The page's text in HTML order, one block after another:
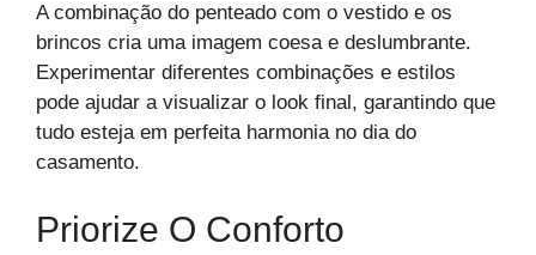
A combinação do penteado com o vestido e os
brincos cria uma imagem coesa e deslumbrante.
Experimentar diferentes combinações e estilos
pode ajudar a visualizar o look final, garantindo que
tudo esteja em perfeita harmonia no dia do
casamento.
Priorize O Conforto